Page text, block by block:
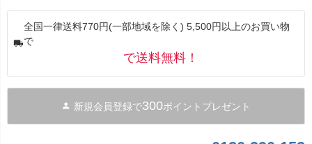
全国一律送料770円(一部地域を除く) 5,500円以上のお買い物
で
で送料無料！
新規会員登録で300ポイントプレゼント